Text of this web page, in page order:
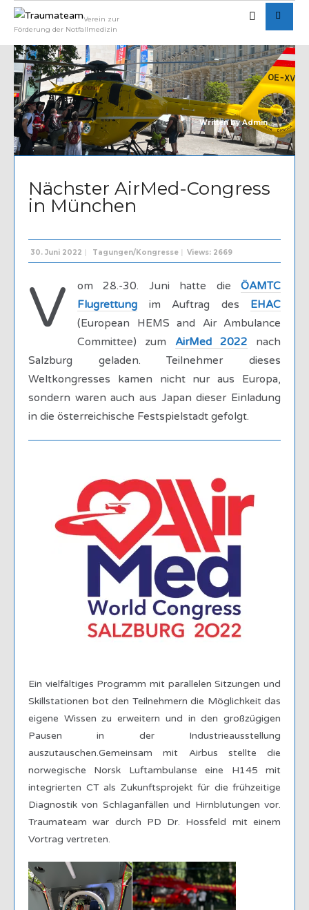
Verein zur
Förderung der Notfallmedizin
Written byAdmin
Nächster AirMed-Congress
in München
30. Juni 2022 Tagungen/Kongresse Views: 2669
V om 28.-30. Juni hatte die ÖAMTC
Flugrettung im Auftrag des EHAC
(European HEMS and Air Ambulance
Committee) zum AirMed 2022 nach
Salzburg geladen. Teilnehmer dieses
Weltkongresses kamen nicht nur aus Europa,
sondern waren auch aus Japan dieser Einladung
in die österreichische Festspielstadt gefolgt.
Ein vielfältiges Programm mit parallelen Sitzungen und
Skillstationen bot den Teilnehmern die Möglichkeit das
eigene Wissen zu erweitern und in den großzügigen
Pausen in der Industrieausstellung
auszutauschen.Gemeinsam mit Airbus stellte die
norwegische Norsk Luftambulanse eine H145 mit
integrierten CT als Zukunftsprojekt für die frühzeitige
Diagnostik von Schlaganfällen und Hirnblutungen vor.
Traumateam war durch PD Dr. Hossfeld mit einem
Vortrag vertreten.